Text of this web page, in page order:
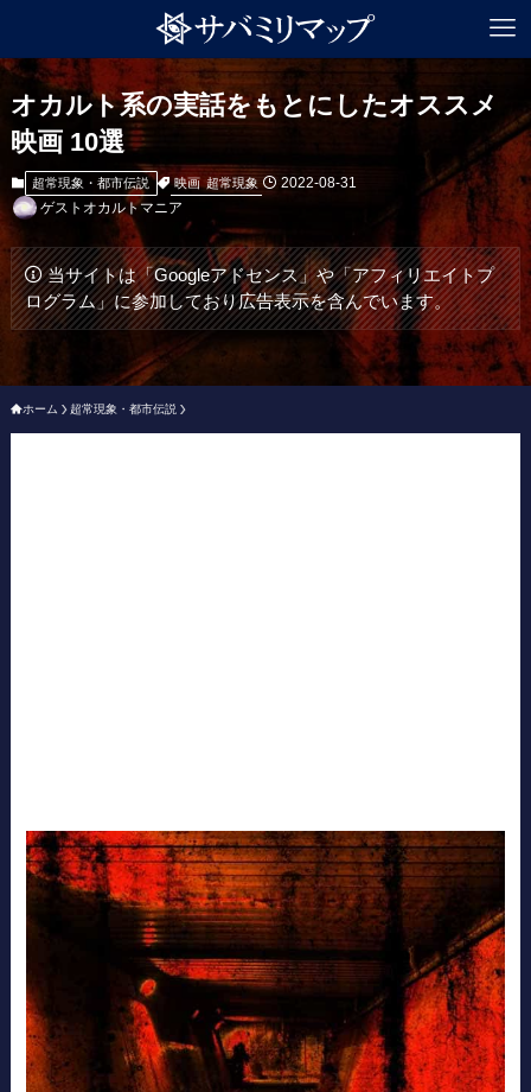
オカルト系の実話をもとにしたオススメ
映画 10選
超常現象・都市伝説 映画 超常現象
2022-08-31
ゲストオカルトマニア
当サイトは「Googleアドセンス」や「アフィリエイトプ
ログラム」に参加しており広告表示を含んでいます。
ホーム 超常現象・都市伝説